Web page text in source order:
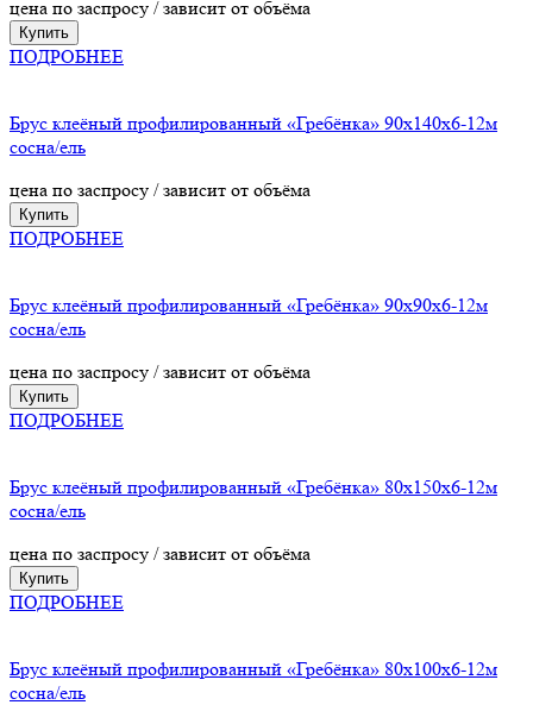
цена по заспросу / зависит от объёма
Купить
ПОДРОБНЕЕ
Брус клеёный профилированный «Гребёнка» 90х140х6-12м
сосна/ель
цена по заспросу / зависит от объёма
Купить
ПОДРОБНЕЕ
Брус клеёный профилированный «Гребёнка» 90х90х6-12м
сосна/ель
цена по заспросу / зависит от объёма
Купить
ПОДРОБНЕЕ
Брус клеёный профилированный «Гребёнка» 80х150х6-12м
сосна/ель
цена по заспросу / зависит от объёма
Купить
ПОДРОБНЕЕ
Брус клеёный профилированный «Гребёнка» 80х100х6-12м
сосна/ель